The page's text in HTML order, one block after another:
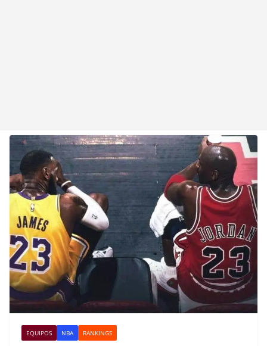
EQUIPOS NBA RANKINGS